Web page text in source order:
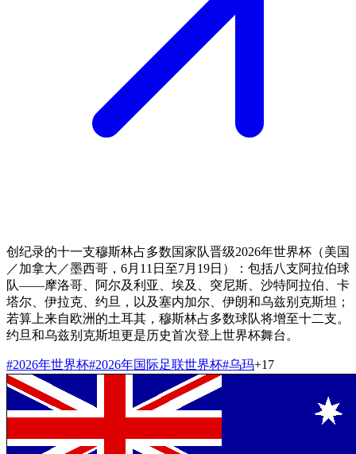
创纪录的十一支穆斯林占多数国家队晋级2026年世界杯（美国
／加拿大／墨西哥，6月11日至7月19日）：包括八支阿拉伯球
队——摩洛哥、阿尔及利亚、埃及、突尼斯、沙特阿拉伯、卡
塔尔、伊拉克、约旦，以及塞内加尔、伊朗和乌兹别克斯坦；
若算上来自欧洲的土耳其，穆斯林占多数球队将增至十二支。
约旦和乌兹别克斯坦更是历史首次登上世界杯舞台。
#2026年世界杯#2026年国际足联世界杯#乌玛+17